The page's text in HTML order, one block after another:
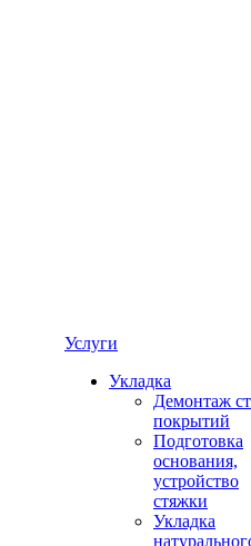
Услуги
Укладка
Демонтаж
покрытий
Подготовка
основания,
устройство
стяжки
Укладка